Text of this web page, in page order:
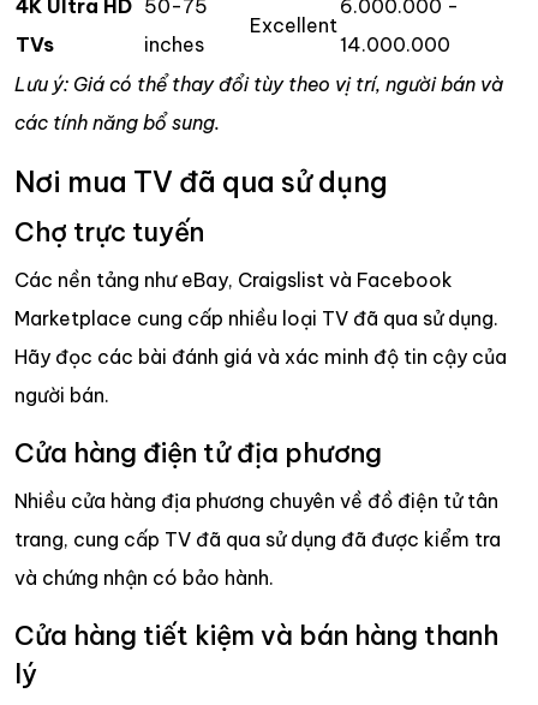
4K Ultra HD
TVs
50-75
inches
Excellent
6.000.000 -
14.000.000
Lưu ý: Giá có thể thay đổi tùy theo vị trí, người bán và
các tính năng bổ sung.
Nơi mua TV đã qua sử dụng
Chợ trực tuyến
Các nền tảng như eBay, Craigslist và Facebook
Marketplace cung cấp nhiều loại TV đã qua sử dụng.
Hãy đọc các bài đánh giá và xác minh độ tin cậy của
người bán.
Cửa hàng điện tử địa phương
Nhiều cửa hàng địa phương chuyên về đồ điện tử tân
trang, cung cấp TV đã qua sử dụng đã được kiểm tra
và chứng nhận có bảo hành.
Cửa hàng tiết kiệm và bán hàng thanh
lý